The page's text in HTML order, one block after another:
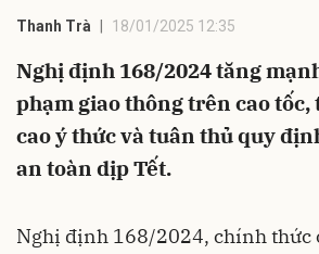
Thanh Trà 18/01/2025 12:35
Nghị định 168/2024 tăng
phạm giao thông trên cao tốc,
cao ý thức và tuân thủ quy
an toàn dịp Tết.
Nghị định 168/2024, chính thức